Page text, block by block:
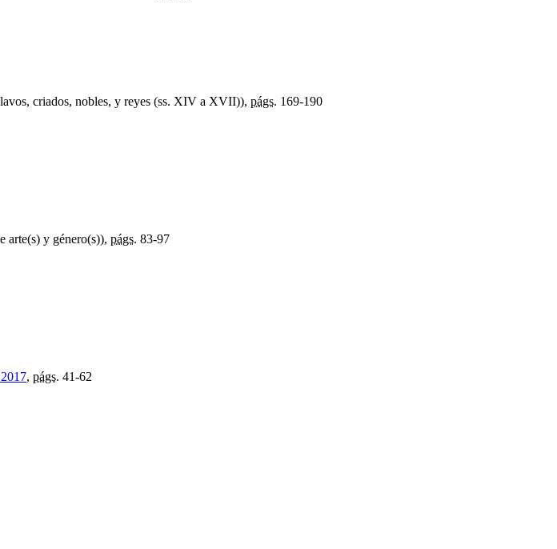
criados, nobles, y reyes (ss. XIV a XVII)), págs. 169-190
arte(s) y género(s)), págs. 83-97
, págs. 41-62